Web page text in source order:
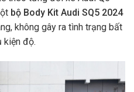
bộ Body Kit Audi SQ5 2024
không gây ra tình trạng bất
kiện độ.